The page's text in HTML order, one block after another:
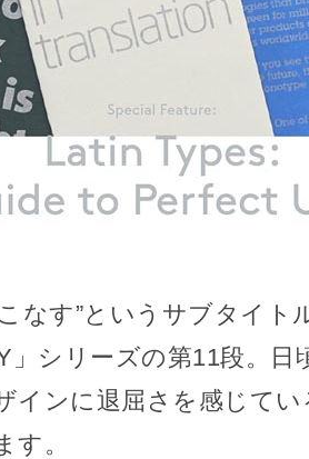
なす”というサブタイト
」シリーズの第11段。
インに退屈さを感じて
す。